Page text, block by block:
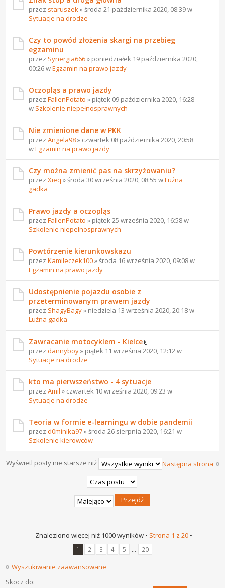
przez staruszek » środa 21 października 2020, 08:39 w
Sytuacje na drodze
Czy to powód złożenia skargi na przebieg
egzaminu
przez Synergia666» poniedziałek 19 października 2020,
00:26 wEgzamin na prawo jazdy
Oczopląs a prawo jazdy
przezFallenPotato » piątek 09 października 2020, 16:28
w Szkolenie niepełnosprawnych
Nie zmienione dane w PKK
przezAngela98» czwartek 08 października 2020, 20:58
wEgzamin na prawo jazdy
Czy można zmienić pas na skrzyżowaniu?
przezXieq » środa 30 września 2020, 08:55 wLuźna
gadka
Prawo jazdy a oczopląs
przezFallenPotato » piątek 25 września 2020, 16:58 w
Szkolenie niepełnosprawnych
Powtórzenie kierunkowskazu
przezKamileczek100» środa 16 września 2020, 09:08 w
Egzamin na prawo jazdy
Udostępnienie pojazdu osobie z
przeterminowanym prawem jazdy
przez ShagyBagy» niedziela 13 września 2020, 20:18 w
Luźna gadka
Zawracanie motocyklem - Kielce
przezdannyboy» piątek 11 września 2020, 12:12 w
Sytuacje na drodze
kto ma pierwszeństwo - 4 sytuacje
przezAmil » czwartek 10 września 2020, 09:23 w
Sytuacje na drodze
Teoria w formie e-learningu w dobie pandemii
przezd0minika97» środa 26 sierpnia 2020, 16:21 w
Szkolenie kierowców
Następna strona
Wyświetl posty nie starsze niż
Znaleziono więcej niż 1000 wyników • Strona 1 z 20 •
1 2 3 4 5 ... 20
Wyszukiwanie zaawansowane
Skocz do: